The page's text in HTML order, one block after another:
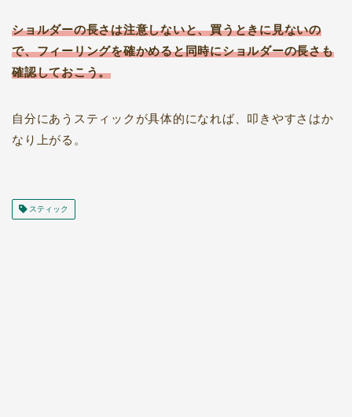
ショルダーの長さは注意しないと、買うときに見ないの
で、フィーリングを確かめると同時にショルダーの長さも
確認しておこう。
自分にあうスティックが具体的になれば、叩きやすさはか
なり上がる。
スティック